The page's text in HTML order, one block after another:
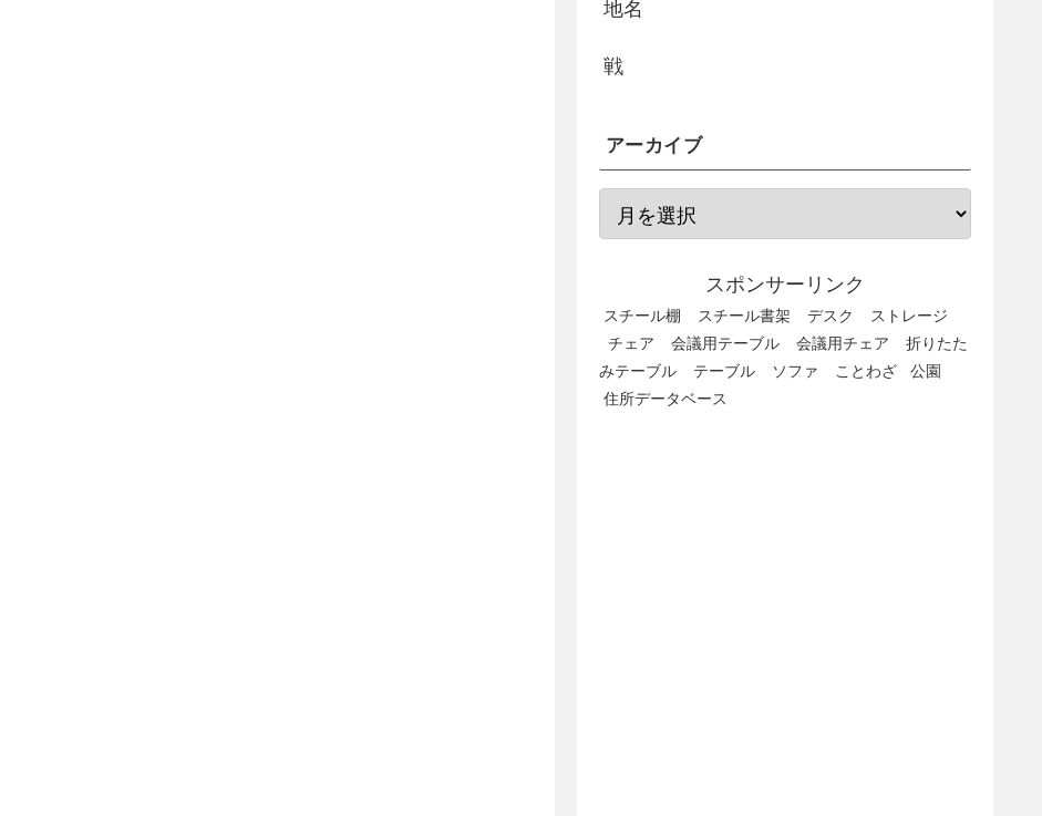
地名
戦
アーカイブ
スポンサーリンク
スチール棚 スチール書架 デスク
ストレージ
チェア
会議用テーブル 会議用チェア
折りたた
みテーブル
テーブル ソファ ことわざ
公園
住所データベース